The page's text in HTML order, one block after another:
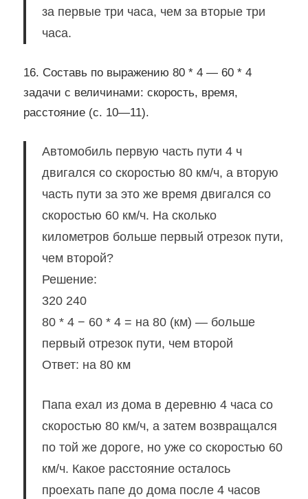
за первые три часа, чем за вторые три
часа.
16. Составь по выражению 80 * 4 — 60 * 4
задачи с величинами: скорость, время,
расстояние (с. 10—11).
Автомобиль первую часть пути 4 ч
двигался co скоростью 80 км/ч, а вторую
часть пути за это же время двигался со
скоростью 60 км/ч. На сколько
километров больше первый отрезок пути,
чем второй?
Решение:
320 240
80 * 4 − 60 * 4 = на 80 (км) — больше
первый отрезок пути, чем второй
Ответ: на 80 км
Папа ехал из дома в деревню 4 часа со
скоростью 80 км/ч, а затем возвращался
по той же дороге, но уже со скоростью 60
км/ч. Какое расстояние осталось
проехать папе до дома после 4 часов